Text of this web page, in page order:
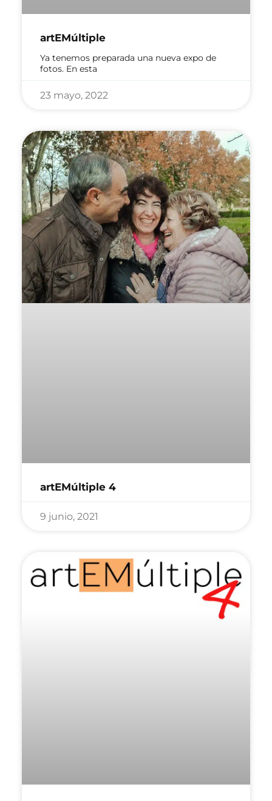
artEMúltiple
Ya tenemos preparada una nueva expo de
fotos. En esta
23 mayo, 2022
artEMúltiple 4
9 junio, 2021